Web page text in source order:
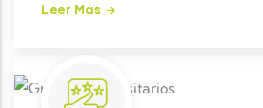
Leer Más